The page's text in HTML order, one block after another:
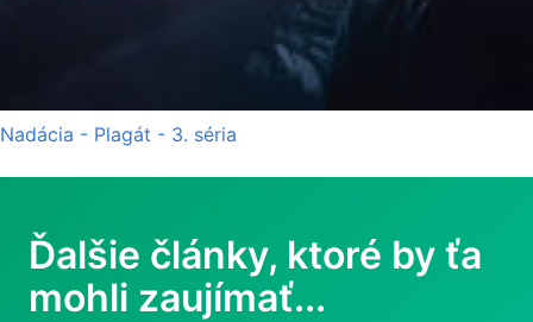
Nadácia - Plagát - 3. séria
Ďalšie články, ktoré by ťa
mohli zaujímať...